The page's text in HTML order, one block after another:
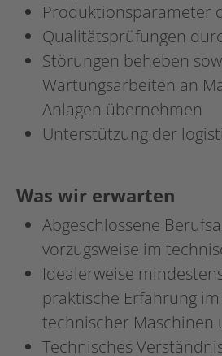
Produktionsparameter
Qualitätsprüfungen
Störungen beheben
Wartungsarbeiten an
Anlagen übernehmen
Unterstützung der
Was wir erwarten
Abgeschlossene
vorzugsweise im
Idealerweise
praktische Erfahrung
technischer Maschinen
Technisches